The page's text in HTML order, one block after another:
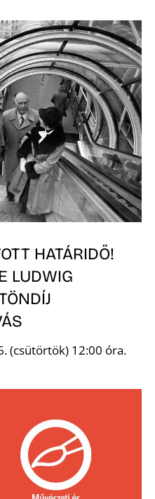
HATÁRIDŐ!
LUDWIG
(csütörtök) 12:00 óra.